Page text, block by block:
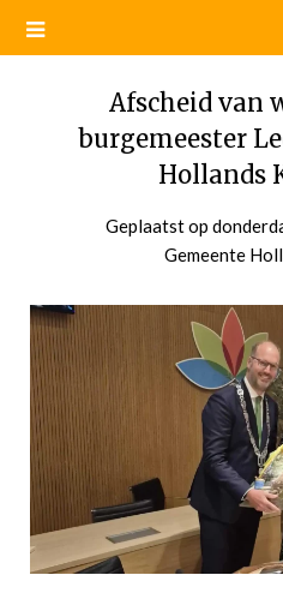
Afscheid van
burgemeester
Hollands
Geplaatst op
Gemeente